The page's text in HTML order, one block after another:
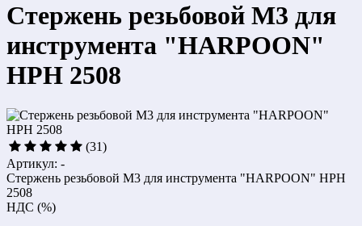
Стержень резьбовой M3 для
инструмента "HARPOON"
HPH 2508
(31)
Артикул: -
Стержень резьбовой M3 для инструмента "HARPOON" HPH
2508
НДС (%)